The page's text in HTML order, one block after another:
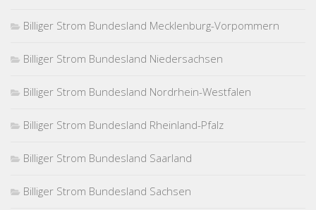
Billiger Strom Bundesland Mecklenburg-Vorpommern
Billiger Strom Bundesland Niedersachsen
Billiger Strom Bundesland Nordrhein-Westfalen
Billiger Strom Bundesland Rheinland-Pfalz
Billiger Strom Bundesland Saarland
Billiger Strom Bundesland Sachsen